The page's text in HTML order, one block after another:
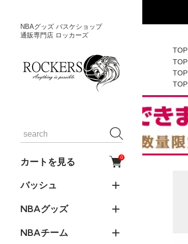
NBAグッズ バスケショップ
通販専門店 ロッカーズ
カートを見る 0
バッシュ
NBAグッズ
NBAチーム
TOP
TOP
TOP
TOP